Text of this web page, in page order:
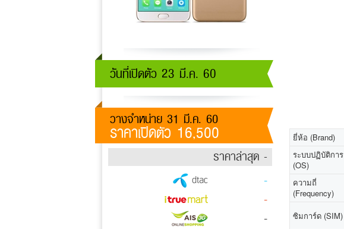
ยี่ห้อ (Brand)
ระบบปฏิบัติการ
(OS)
ความถี่
(Frequency)
ซิมการ์ด (SIM)
วันที่เปิดตัว 23 มี.ค. 60
วางจำหน่าย 31 มี.ค. 60
ราคาเปิดตัว 16,500
ราคาล่าสุด -
-
-
-